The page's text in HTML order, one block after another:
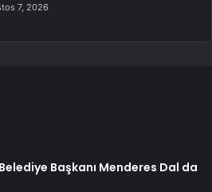
7, 2026
Başkanı Menderes Dal da